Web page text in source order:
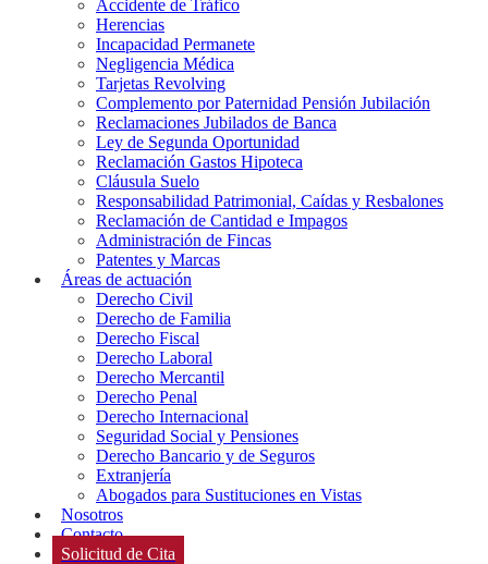
Accidente de Tráfico
Herencias
Incapacidad Permanete
Negligencia Médica
Tarjetas Revolving
Complemento por Paternidad Pensión Jubilación
Reclamaciones Jubilados de Banca
Ley de Segunda Oportunidad
Reclamación Gastos Hipoteca
Cláusula Suelo
Responsabilidad Patrimonial, Caídas y Resbalones
Reclamación de Cantidad e Impagos
Administración de Fincas
Patentes y Marcas
Áreas de actuación
Derecho Civil
Derecho de Familia
Derecho Fiscal
Derecho Laboral
Derecho Mercantil
Derecho Penal
Derecho Internacional
Seguridad Social y Pensiones
Derecho Bancario y de Seguros
Extranjería
Abogados para Sustituciones en Vistas
Nosotros
Contacto
Solicitud de Cita